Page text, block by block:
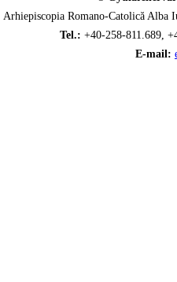
Arhiepiscopia Romano-Catolică
Tel.: +40-258-811.689,
E-mail: